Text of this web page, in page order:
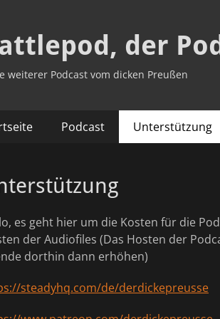
der
weiterer Podcast vom dicken Preußen
Podcast Unterstützung
es geht hier um die Kosten für die
der Audiofiles (Das Hosten der
dorthin dann erhöhen)
steadyhq.com/de/derdickepreusse